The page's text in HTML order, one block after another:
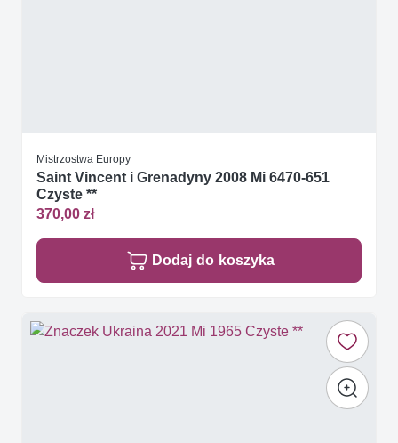
Mistrzostwa Europy
Saint Vincent i Grenadyny 2008 Mi 6470-651
Czyste **
370,00 zł
Dodaj do koszyka